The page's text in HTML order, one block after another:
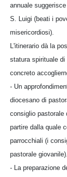
annuale
S. Luigi (beati i
misericordiosi).
L'itinerario dà la
statura spirituale
concreto
- Un
diocesano di
consiglio pastorale
partire dalla quale
parrocchiali (i
pastorale giovanile).
- La preparazione